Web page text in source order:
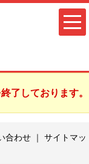
了しております。
合わせ｜ サイトマッ